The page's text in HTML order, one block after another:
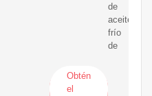
de
aceite
frío
de
Obtén
el